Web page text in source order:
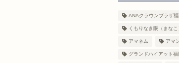
ANAクラウンプラザ福
くもりなき眼（まな
アマネム アマ
グランドハイアット福